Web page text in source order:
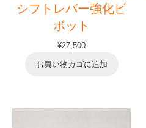
シフトレバー強化ピ
ボット
¥27,500
お買い物カゴに追加